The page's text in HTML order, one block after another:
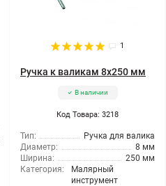
1
Ручка к валикам 8x250 мм
В наличии
Код Товара: 3218
Тип:
Ручка для валика
Диаметр:
8 мм
Ширина:
250 мм
Категория:
Малярный
инструмент